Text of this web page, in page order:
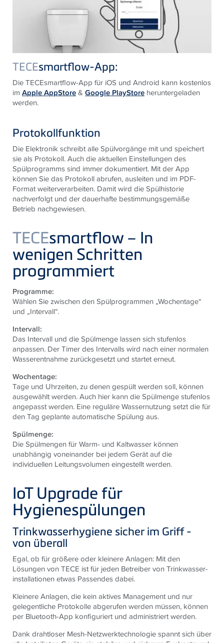
TECEsmartflow-App:
Die TECEsmartflow-App für iOS und Android kann kostenlos
im Apple AppStore& Google PlayStore heruntergeladen
werden.
Protokollfunktion
Die Elektronik schreibt alle Spülvorgänge mit und speichert
sie als Protokoll. Auch die aktuellen Einstellungen des
Spülprogramms sind immer dokumentiert. Mit der App
können Sie das Protokoll abrufen, ausleiten und im PDF­
Format weiterverarbeiten. Damit wird die Spülhistorie
nachverfolgt und der dauerhafte bestimmungs­gemäße
Betrieb nachgewiesen.
TECEsmartflow – In
wenigen Schritten
programmiert
Programme:
Wählen Sie zwischen den Spülprogrammen „Wochentage“
und „Intervall“.
Intervall:
Das Intervall und die Spülmenge lassen sich stufenlos
anpassen. Der Timer des Intervalls wird nach einer normalen
Wasserentnahme zurückgesetzt und startet erneut.
Wochentage:
Tage und Uhrzeiten, zu denen gespült werden soll, können
ausgewählt werden. Auch hier kann die Spülmenge stufenlos
angepasst werden. Eine reguläre Wassernutzung setzt die für
den Tag geplante automatische Spülung aus.
Spülmenge:
Die Spülmengen für Warm- und Kaltwasser können
unabhängig voneinander bei jedem Gerät auf die
individuellen Leitungsvolumen eingestellt werden.
IoT Upgrade für
Hygienespülungen
Trinkwasserhygiene sicher im Griff -
von überall
Egal, ob für größere oder kleinere Anlagen: Mit den
Lösungen vonTECE ist für jeden Betreiber von Trinkwasser­
installationen etwas Passendes dabei.
Kleinere Anlagen, die kein aktives Management und nur
gelegentliche Protokolle abgerufen werden müssen, können
per Bluetooth-App konfiguriert und administriert werden.
Dank drahtloser Mesh-Netzwerktechnologie spannt sich über